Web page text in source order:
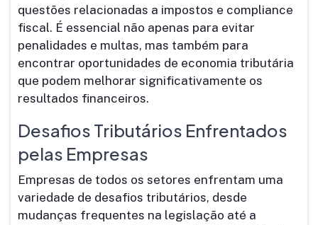
questões relacionadas a impostos e compliance
fiscal. É essencial não apenas para evitar
penalidades e multas, mas também para
encontrar oportunidades de economia tributária
que podem melhorar significativamente os
resultados financeiros.
Desafios Tributários Enfrentados
pelas Empresas
Empresas de todos os setores enfrentam uma
variedade de desafios tributários, desde
mudanças frequentes na legislação até a